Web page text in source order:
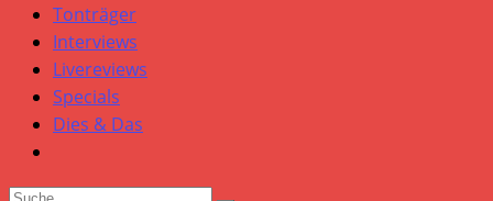
Tonträger
Interviews
Livereviews
Specials
Dies & Das